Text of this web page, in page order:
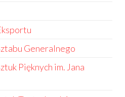
Generalnego
Pięknych im. Jana